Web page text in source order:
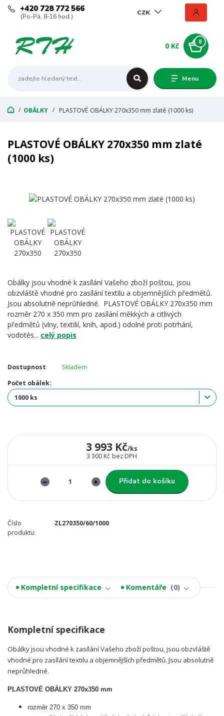
Menu
CZK
+420 728 772 566
(Po-Pá, 8-16 hod.)
0
0 Kč
OBÁLKY PLASTOVÉ OBÁLKY 270x350 mm zlaté (1000 ks)
PLASTOVÉ OBÁLKY 270x350 mm zlaté
(1000 ks)
Obálky jsou vhodné k zasílání Vašeho zboží poštou, jsou
obzvláště vhodné pro zasílání textilu a objemnějších předmětů.
Jsou absolutně neprůhledné. PLASTOVÉ OBÁLKY 270x350 mm
rozměr 270 x 350 mm pro zasílání měkkých a citlivých
předmětů (vlny, textilií, knih, apod.) odolné proti potrhání,
vodotěs... celý popis
Dostupnost
Skladem
Počet obálek:
3 993 Kč/ks
3 300 Kč bez DPH
Přidat do košíku
Číslo
produktu:
ZL270350/60/1000
Kompletní specifikace Komentáře 0
Kompletní specifikace
Obálky jsou vhodné k zasílání Vašeho zboží poštou, jsou obzvláště
vhodné pro zasílání textilu a objemnějších předmětů. Jsou absolutně
neprůhledné.
PLASTOVÉ OBÁLKY 270x350 mm
rozměr 270 x 350 mm